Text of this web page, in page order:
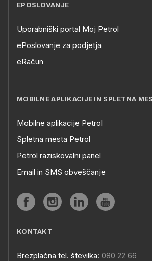
EPOSLOVANJE
Uporabniški portal Moj Petrol
ePoslovanje za podjetja
eRačun
MOBILNE APLIKACIJE IN SPLETNA
Mobilne aplikacije Petrol
Spletna mesta Petrol
Petrol raziskovalni panel
Email in SMS obveščanje
KONTAKT
Brezplačna tel. številka: 080 22 66